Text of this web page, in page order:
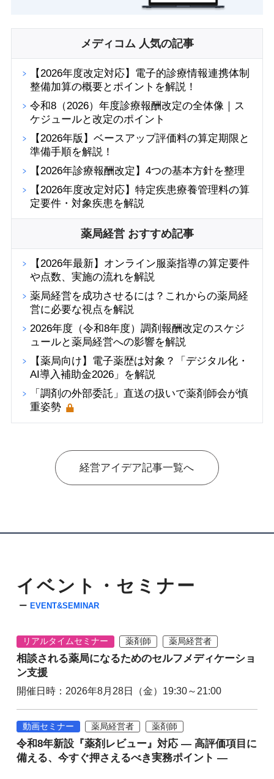
メディコム 人気の記事
【2026年度改定対応】電子的診療情報連携体制
整備加算の概要とポイントを解説！
令和8（2026）年度診療報酬改定の全体像｜ス
ケジュールと改定のポイント
【2026年版】ベースアップ評価料の算定期限と
準備手順を解説！
【2026年診療報酬改定】4つの基本方針を整理
【2026年度改定対応】特定疾患療養管理料の算
定要件・対象疾患を解説
薬局経営 おすすめ記事
【2026年最新】オンライン服薬指導の算定要件
や点数、実施の流れを解説
薬局経営を成功させるには？これからの薬局経
営に必要な視点を解説
2026年度（令和8年度）調剤報酬改定のスケジ
ュールと薬局経営への影響を解説
【薬局向け】電子薬歴は対象？「デジタル化・
AI導入補助金2026」を解説
「調剤の外部委託」直送の扱いで薬剤師会が慎
重姿勢
経営アイデア記事一覧へ
イベント・セミナー
EVENT&SEMINAR
リアルタイムセミナー 薬剤師 薬局経営者
相談される薬局になるためのセルフメディケーショ
ン支援
開催日時：2026年8月28日（金）19:30～21:00
動画セミナー 薬局経営者 薬剤師
令和8年新設『薬剤レビュー』対応 ― 高評価項目に
備える、今すぐ押さえるべき実務ポイント ―